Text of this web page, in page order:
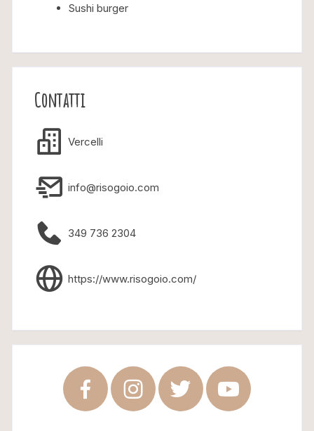
Sushi burger
Contatti
Vercelli
info@risogoio.com
349 736 2304
https://www.risogoio.com/